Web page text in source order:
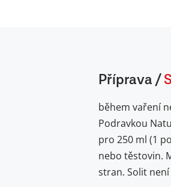
Příprava /
během vaření
Podravkou
pro 250 ml (1
nebo těstovin.
stran. Solit